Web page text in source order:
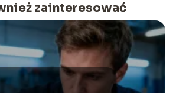
zainteresować